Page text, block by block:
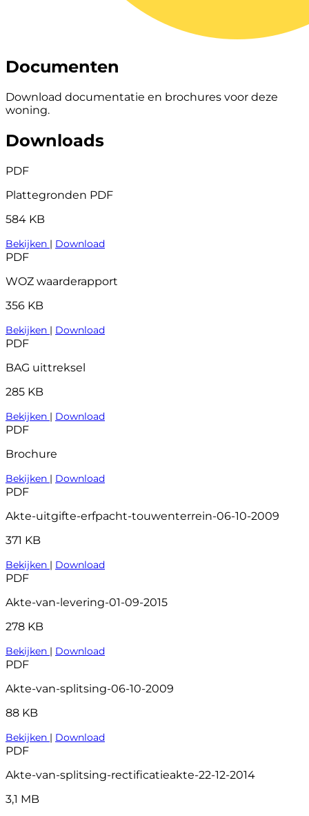
Documenten
Download documentatie en brochures voor deze
woning.
Downloads
PDF
Plattegronden PDF
584 KB
Bekijken | Download
PDF
WOZ waarderapport
356 KB
Bekijken | Download
PDF
BAG uittreksel
285 KB
Bekijken | Download
PDF
Brochure
Bekijken | Download
PDF
Akte-uitgifte-erfpacht-touwenterrein-06-10-2009
371 KB
Bekijken | Download
PDF
Akte-van-levering-01-09-2015
278 KB
Bekijken | Download
PDF
Akte-van-splitsing-06-10-2009
88 KB
Bekijken | Download
PDF
Akte-van-splitsing-rectificatieakte-22-12-2014
3,1 MB